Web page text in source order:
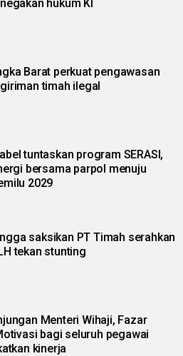
hukum KI
Barat perkuat pengawasan
timah ilegal
tuntaskan program SERASI,
bersama parpol menuju
2029
saksikan PT Timah serahkan
tekan stunting
Menteri Wihaji, Fazar
bagi seluruh pegawai
kinerja